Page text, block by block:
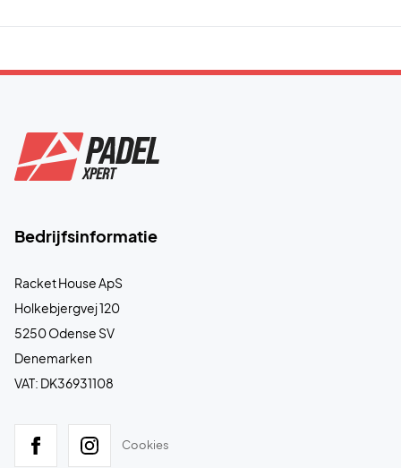
Bedrijfsinformatie
Racket House ApS
Holkebjergvej 120
5250 Odense SV
Denemarken
VAT: DK36931108
Cookies